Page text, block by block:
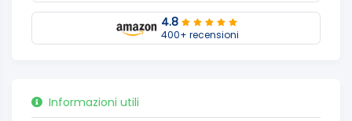
4.8
400+ recensioni
Informazioni utili